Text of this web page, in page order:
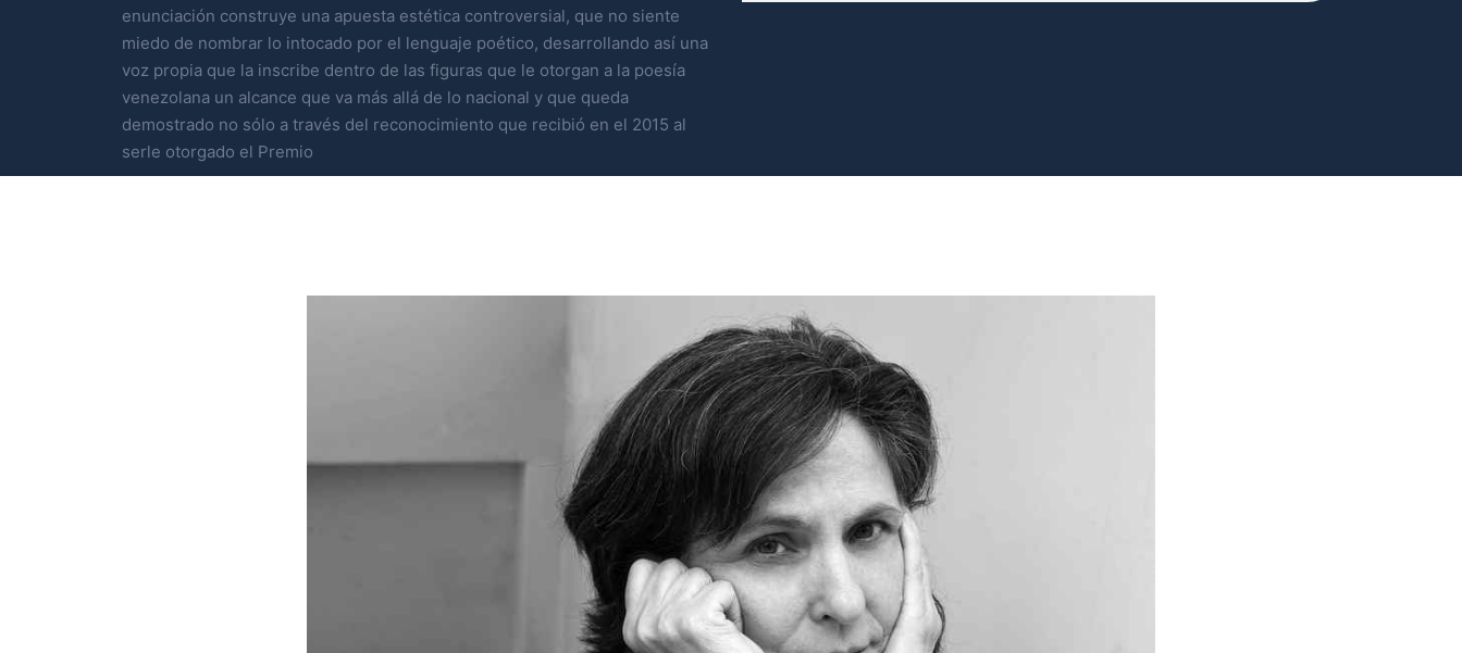
enunciación construye una apuesta estética controversial, que no siente
miedo de nombrar lo intocado por el lenguaje poético, desarrollando así una
voz propia que la inscribe dentro de las figuras que le otorgan a la poesía
venezolana un alcance que va más allá de lo nacional y que queda
demostrado no sólo a través del reconocimiento que recibió en el 2015 al
serle otorgado el Premio